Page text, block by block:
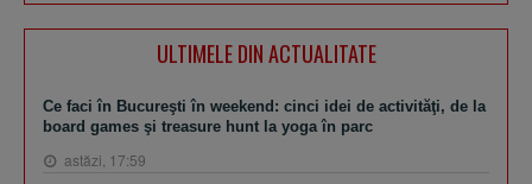
ULTIMELE DIN ACTUALITATE
Ce faci în Bucureşti în weekend: cinci idei de activităţi, de la
board games şi treasure hunt la yoga în parc
astăzi, 17:59